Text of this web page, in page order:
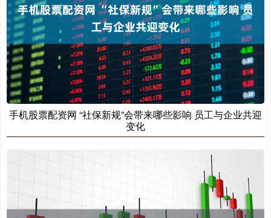
手机股票配资网 “社保新规”会带来哪些影响 员工与企业共迎
变化